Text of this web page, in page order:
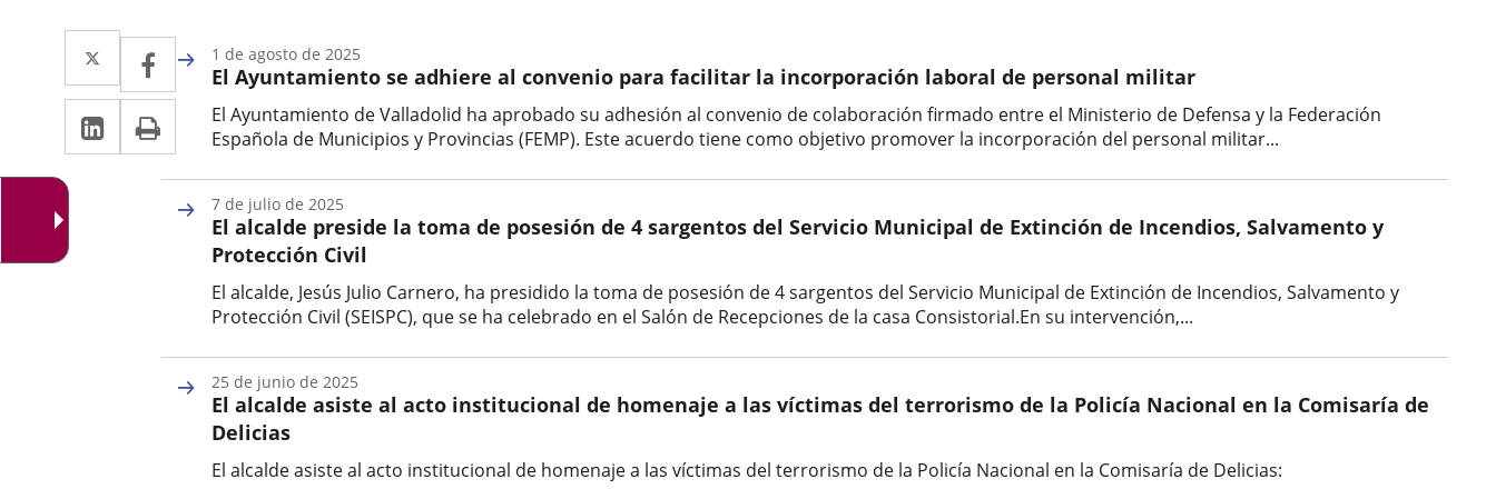
Twitter
Enlace
a
una
aplicación
externa.
Facebook
Enlace
a
una
externa.
LinkedIn
Enlace
a
aplicación
Imprimir
El Ayuntamiento se adhiere al convenio para facilitar la incorporación laboral de personal militar
El Ayuntamiento de Valladolid ha aprobado su adhesión al convenio de colaboración firmado entre el Ministerio de Defensa y la Federación
Española de Municipios y Provincias (FEMP). Este acuerdo tiene como objetivo promover la incorporación del personal militar...
la
noticia
1 de agosto de 2025
El alcalde preside la toma de posesión de 4 sargentos del Servicio Municipal de Extinción de Incendios, Salvamento y
Protección Civil
El alcalde, Jesús Julio Carnero, ha presidido la toma de posesión de 4 sargentos del Servicio Municipal de Extinción de Incendios, Salvamento y
Protección Civil (SEISPC), que se ha celebrado en el Salón de Recepciones de la casa Consistorial.En su intervención,...
la
noticia
7 de julio de 2025
El alcalde asiste al acto institucional de homenaje a las víctimas del terrorismo de la Policía Nacional en la Comisaría de
Delicias
El alcalde asiste al acto institucional de homenaje a las víctimas del terrorismo de la Policía Nacional en la Comisaría de Delicias:
25 de junio de 2025